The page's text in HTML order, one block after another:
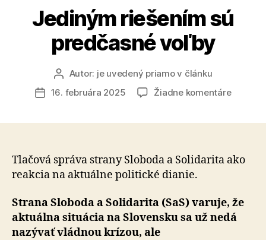
Jediným riešením sú
predčasné voľby
Autor
článku
Autor: je uvedený priamo v článku
Dátum
16. februára 2025 Žiadne komentárena
voľby
Tlačová správa strany Sloboda a Solidarita ako
reakcia na aktuálne politické dianie.
Strana Sloboda a Solidarita (SaS) varuje, že
aktuálna situácia na Slovensku sa už nedá
nazývať vládnou krízou, ale